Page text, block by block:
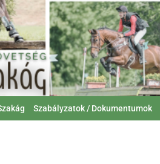
Szabályzatok / Dokumentumok